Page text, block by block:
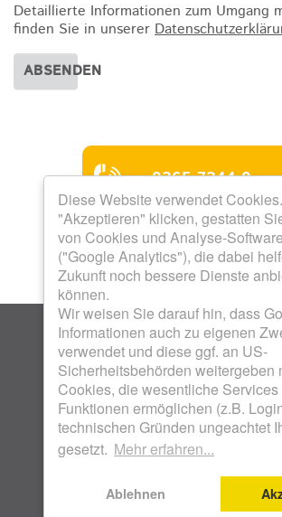
Diese Website verwendet
"Akzeptieren" klicken, gestatten
von Cookies und Analyse-
("Google Analytics"), die dabei
Zukunft noch bessere Dienste
können.
Wir weisen Sie darauf hin, dass
Informationen auch zu eigenen
verwendet und diese ggf. an US-
Sicherheitsbehörden weitergeben
Cookies, die wesentliche Services
Funktionen ermöglichen (z.B.
technischen Gründen ungeachtet
gesetzt. Mehr erfahren...
Ablehnen
Detaillierte Informationen zum Umgang
finden Sie in unserer
ABSENDEN
0365 7344-0
Mo bis Do 8.00 -
Mo bis Do 13.00 -
Uhr
Freitag 8.00 - 12.00
KOSTENLOSES WOHNFON 0800
WOHNUNGSBAUGENOSSENSCHAFT
SCHENKENDORFSTRASSE 28 .
IMPRESSUM